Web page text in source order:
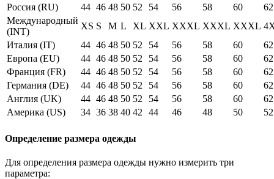
Россия (RU)
44 46 48 50 52 54 56 58 60
62
Международный
(INT)
XS S M L XL XXL XXXL XXXL XXXL
Италия (IT)
44 46 48 50 52 54 56 58 60
62
Европа (EU)
44 46 48 50 52 54 56 58 60
62
Франция (FR)
44 46 48 50 52 54 56 58 60
62
Германия (DE)
44 46 48 50 52 54 56 58 60
62
Англия (UK)
44 46 48 50 52 54 56 58 60
62
Америка (US)
34 36 38 40 42 44 46 48 50 52
Определение размера одежды
Для определения размера одежды нужно измерить три
параметра: